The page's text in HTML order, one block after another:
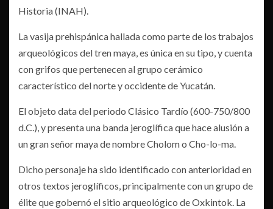
Historia (INAH).
La vasija prehispánica hallada como parte de los trabajos
arqueológicos del tren maya, es única en su tipo, y cuenta
con grifos que pertenecen al grupo cerámico
característico del norte y occidente de Yucatán.
El objeto data del periodo Clásico Tardío (600-750/800
d.C.), y presenta una banda jeroglífica que hace alusión a
un gran señor maya de nombre Cholom o Cho-lo-ma.
Dicho personaje ha sido identificado con anterioridad en
otros textos jeroglíficos, principalmente con un grupo de
élite que gobernó el sitio arqueológico de Oxkintok. La